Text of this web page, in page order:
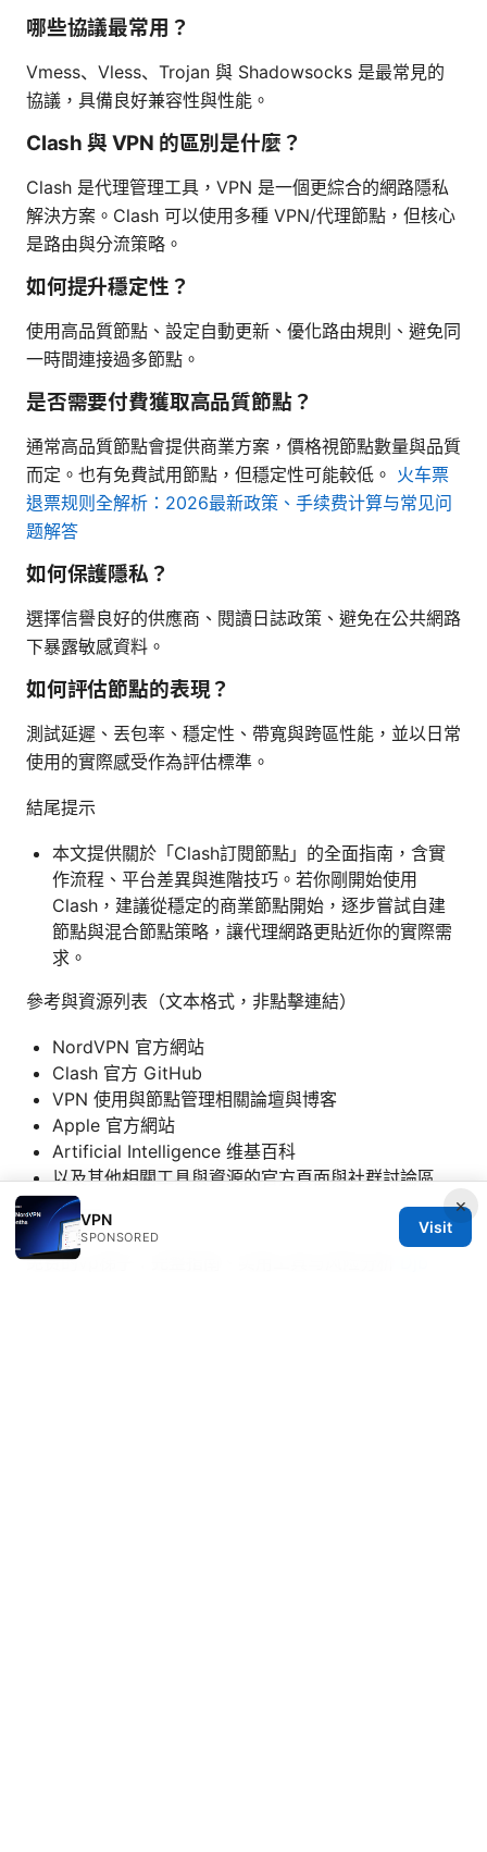
哪些協議最常用？
Vmess、Vless、Trojan 與 Shadowsocks 是最常見的
協議，具備良好兼容性與性能。
Clash 與 VPN 的區別是什麼？
Clash 是代理管理工具，VPN 是一個更綜合的網路隱私
解決方案。Clash 可以使用多種 VPN/代理節點，但核心
是路由與分流策略。
如何提升穩定性？
使用高品質節點、設定自動更新、優化路由規則、避免同
一時間連接過多節點。
是否需要付費獲取高品質節點？
通常高品質節點會提供商業方案，價格視節點數量與品質
而定。也有免費試用節點，但穩定性可能較低。 火车票
退票规则全解析：2026最新政策、手续费计算与常见问
题解答
如何保護隱私？
選擇信譽良好的供應商、閱讀日誌政策、避免在公共網路
下暴露敏感資料。
如何評估節點的表現？
測試延遲、丟包率、穩定性、帶寬與跨區性能，並以日常
使用的實際感受作為評估標準。
結尾提示
本文提供關於「Clash訂閱節點」的全面指南，含實
作流程、平台差異與進階技巧。若你剛開始使用
Clash，建議從穩定的商業節點開始，逐步嘗試自建
節點與混合節點策略，讓代理網路更貼近你的實際需
求。
參考與資源列表（文本格式，非點擊連結）
NordVPN 官方網站
Clash 官方 GitHub
VPN 使用與節點管理相關論壇與博客
Apple 官方網站
Artificial Intelligence 维基百科
以及其他相關工具與資源的官方頁面與社群討論區
Sources:
免费的vp梯子：完整指南、实用工具与风险分析
×
VPN
SPONSORED
Visit